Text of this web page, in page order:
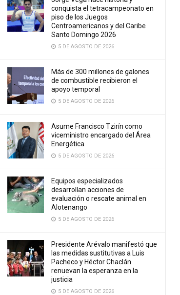
conquista el tetracampeonato en
piso de los Juegos
Centroamericanos y del Caribe
Santo Domingo 2026
5 DE AGOSTO DE 2026
Más de 300 millones de galones
de combustible recibieron el
apoyo temporal
5 DE AGOSTO DE 2026
Asume Francisco Tzirín como
viceministro encargado del Área
Energética
5 DE AGOSTO DE 2026
Equipos especializados
desarrollan acciones de
evaluación o rescate animal en
Alotenango
5 DE AGOSTO DE 2026
Presidente Arévalo manifestó que
las medidas sustitutivas a Luis
Pacheco y Héctor Chaclán
renuevan la esperanza en la
justicia
5 DE AGOSTO DE 2026